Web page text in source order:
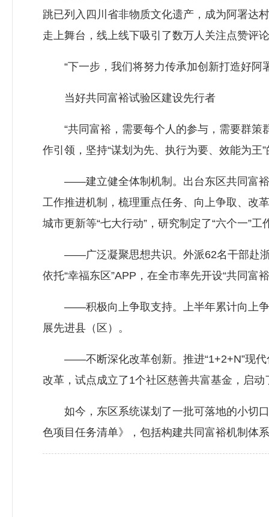
跳已列入四川省非物质文化遗产，成为阿署达
走上舞台，线上线下吸引了数万人关注点赞评
“下一步，我们将努力传承加创新打造好阿
当好共同富裕试验区建设先行者
“共同富裕，需要每个人的参与，需要群策
作引领，坚持“谋划为先、执行为要、效能为
——建立健全体制机制。出台东区共同富裕行
工作推进机制，梳理重点任务、向上争取、改
城市更新等“七大行动”，研究制定了“六个一”
——广泛凝聚思想共识。外派62名干部赴浙
依托“幸福东区”APP，在全市率先开设“共同富
——积极向上争取支持。上半年累计向上争
展先进县（区）。
——不断深化改革创新。推进“1+2+N”现代
改革，试点成立了1个社区慈善共富基金，启
如今，东区系统谋划了一批可落地的小切口
色项目任务清单》，包括构建共同富裕机制体